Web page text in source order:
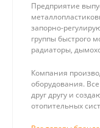
Предприятие
запорно-
группы быстрого
радиаторы,
Компания
оборудования.
друг другу и
отопительных